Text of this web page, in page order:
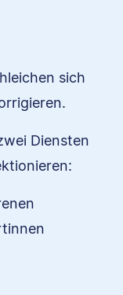
sich
Diensten